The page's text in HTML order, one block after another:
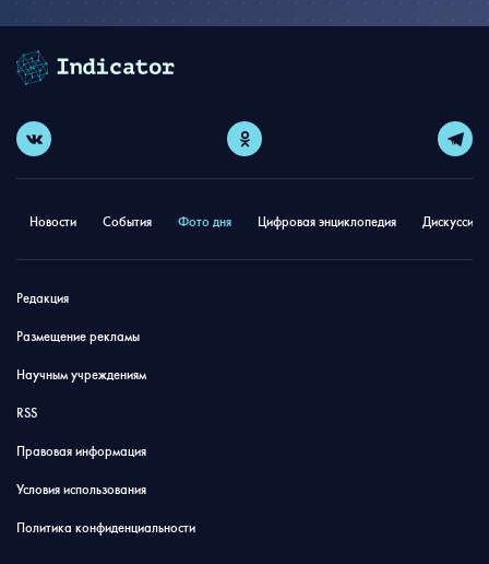
Новости События Фото дня Цифровая энциклопедия
Редакция
Размещение рекламы
Научным учреждениям
RSS
Правовая информация
Условия использования
Политика конфиденциальности